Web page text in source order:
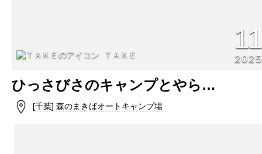
ＴＡＫＥ 2025
ひっさびさのキャンプとやら…
[千葉] 森のまきばオートキャンプ場